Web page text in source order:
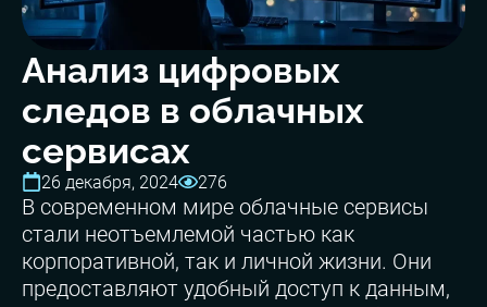
Анализ цифровых
следов в облачных
сервисах
26 декабря, 2024 276
В современном мире облачные сервисы
стали неотъемлемой частью как
корпоративной, так и личной жизни. Они
предоставляют удобный доступ к данным,